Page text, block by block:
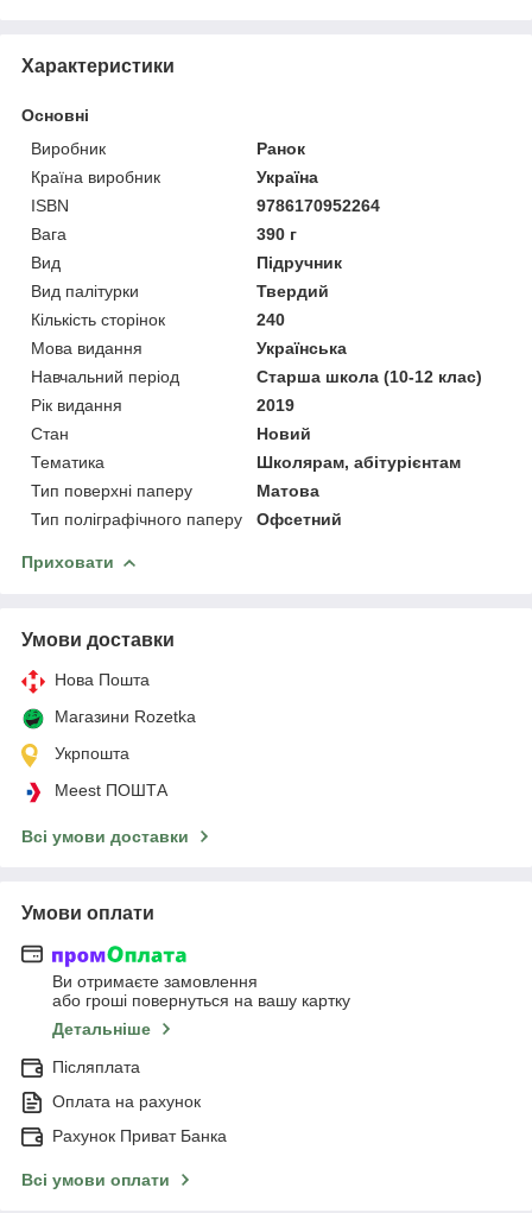
Характеристики
Основні
Виробник
Ранок
Країна виробник
Україна
ISBN
9786170952264
Вага
390 г
Вид
Підручник
Вид палітурки
Твердий
Кількість сторінок
240
Мова видання
Українська
Навчальний період
Старша школа (10-12 клас)
Рік видання
2019
Стан
Новий
Тематика
Школярам, абітурієнтам
Тип поверхні паперу
Матова
Тип поліграфічного паперу
Офсетний
Приховати
Умови доставки
Нова Пошта
Магазини Rozetka
Укрпошта
Meest ПОШТА
Всі умови доставки
Умови оплати
Ви отримаєте замовлення
або гроші повернуться на вашу картку
Детальніше
Післяплата
Оплата на рахунок
Рахунок Приват Банка
Всі умови оплати